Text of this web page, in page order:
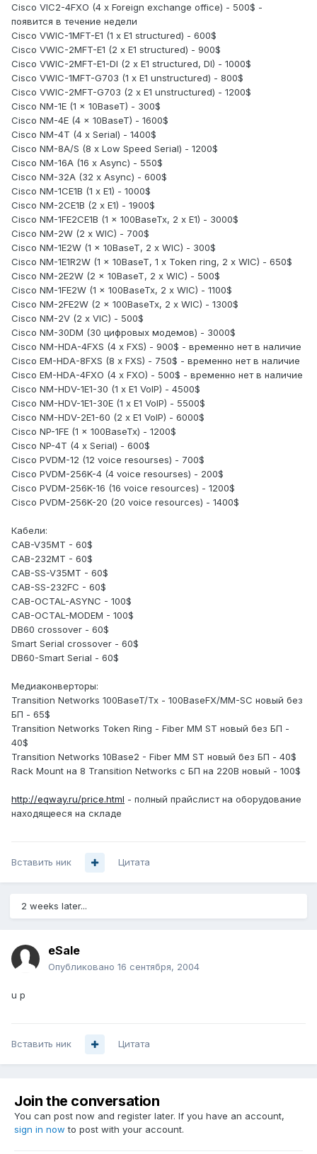
Cisco VIC2-4FXO (4 x Foreign exchange office) - 500$ -
появится в течение недели
Cisco VWIC-1MFT-E1 (1 x E1 structured) - 600$
Cisco VWIC-2MFT-E1 (2 x E1 structured) - 900$
Cisco VWIC-2MFT-E1-DI (2 x E1 structured, DI) - 1000$
Cisco VWIC-1MFT-G703 (1 x E1 unstructured) - 800$
Cisco VWIC-2MFT-G703 (2 x E1 unstructured) - 1200$
Cisco NM-1E (1 x 10BaseT) - 300$
Cisco NM-4E (4 x 10BaseT) - 1600$
Cisco NM-4T (4 x Serial) - 1400$
Cisco NM-8A/S (8 x Low Speed Serial) - 1200$
Cisco NM-16A (16 x Async) - 550$
Cisco NM-32A (32 x Async) - 600$
Cisco NM-1CE1B (1 x E1) - 1000$
Cisco NM-2CE1B (2 x E1) - 1900$
Cisco NM-1FE2CE1B (1 x 100BaseTx, 2 x E1) - 3000$
Cisco NM-2W (2 x WIC) - 700$
Cisco NM-1E2W (1 x 10BaseT, 2 x WIC) - 300$
Cisco NM-1E1R2W (1 x 10BaseT, 1 x Token ring, 2 x WIC) - 650$
Cisco NM-2E2W (2 x 10BaseT, 2 x WIC) - 500$
Cisco NM-1FE2W (1 x 100BaseTx, 2 x WIC) - 1100$
Cisco NM-2FE2W (2 x 100BaseTx, 2 x WIC) - 1300$
Cisco NM-2V (2 x VIC) - 500$
Cisco NM-30DM (30 цифровых модемов) - 3000$
Cisco NM-HDA-4FXS (4 x FXS) - 900$ - временно нет в наличие
Cisco EM-HDA-8FXS (8 x FXS) - 750$ - временно нет в наличие
Cisco EM-HDA-4FXO (4 x FXO) - 500$ - временно нет в наличие
Cisco NM-HDV-1E1-30 (1 x E1 VoIP) - 4500$
Cisco NM-HDV-1E1-30E (1 x E1 VoIP) - 5500$
Cisco NM-HDV-2E1-60 (2 x E1 VoIP) - 6000$
Cisco NP-1FE (1 x 100BaseTx) - 1200$
Cisco NP-4T (4 x Serial) - 600$
Cisco PVDM-12 (12 voice resourses) - 700$
Cisco PVDM-256K-4 (4 voice resourses) - 200$
Cisco PVDM-256K-16 (16 voice resources) - 1200$
Cisco PVDM-256K-20 (20 voice resources) - 1400$
Кабели:
CAB-V35MT - 60$
CAB-232MT - 60$
CAB-SS-V35MT - 60$
CAB-SS-232FC - 60$
CAB-OCTAL-ASYNC - 100$
CAB-OCTAL-MODEM - 100$
DB60 crossover - 60$
Smart Serial crossover - 60$
DB60-Smart Serial - 60$
Медиаконверторы:
Transition Networks 100BaseT/Tx - 100BaseFX/MM-SC новый без
БП - 65$
Transition Networks Token Ring - Fiber MM ST новый без БП -
40$
Transition Networks 10Base2 - Fiber MM ST новый без БП - 40$
Rack Mount на 8 Transition Networks с БП на 220В новый - 100$
http://eqway.ru/price.html - полный прайслист на оборудование
находящееся на складе
Вставить ник Цитата
2 weeks later...
eSale
Опубликовано 16 сентября, 2004
u p
Вставить ник Цитата
Join the conversation
You can post now and register later. If you have an account,
sign in now to post with your account.